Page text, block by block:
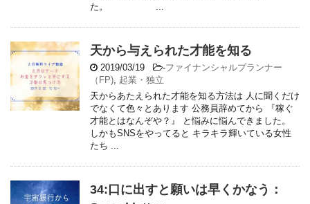
た。 ...
天から与えられた才能を知る
2019/03/19 -ファイナンシャルプランナー
（FP) 起業・独立
天からあたえられた才能を知る方法は 人に聞くだけ
でなくて色々とあります 公務員辞めてから 『稼ぐ
才能とはなんぞや？』 と悩みに悩んできました。
しかもSNSをやってると キラキラ輝いている女性
たち ...
34:口に出すと願いは早くかなう：